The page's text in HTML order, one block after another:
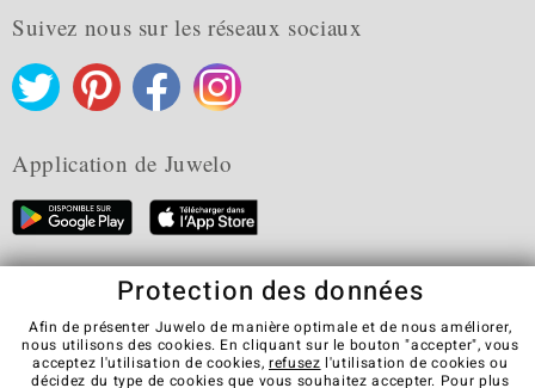
Suivez nous sur les réseaux sociaux
Application de Juwelo
CGV Protection des données
Cookies
Visit our stores in other countries:
Protection des données
Afin de présenter Juwelo de manière optimale et de nous améliorer,
nous utilisons des cookies. En cliquant sur le bouton "accepter", vous
acceptez l'utilisation de cookies, refusez l'utilisation de cookies ou
décidez du type de cookies que vous souhaitez accepter. Pour plus